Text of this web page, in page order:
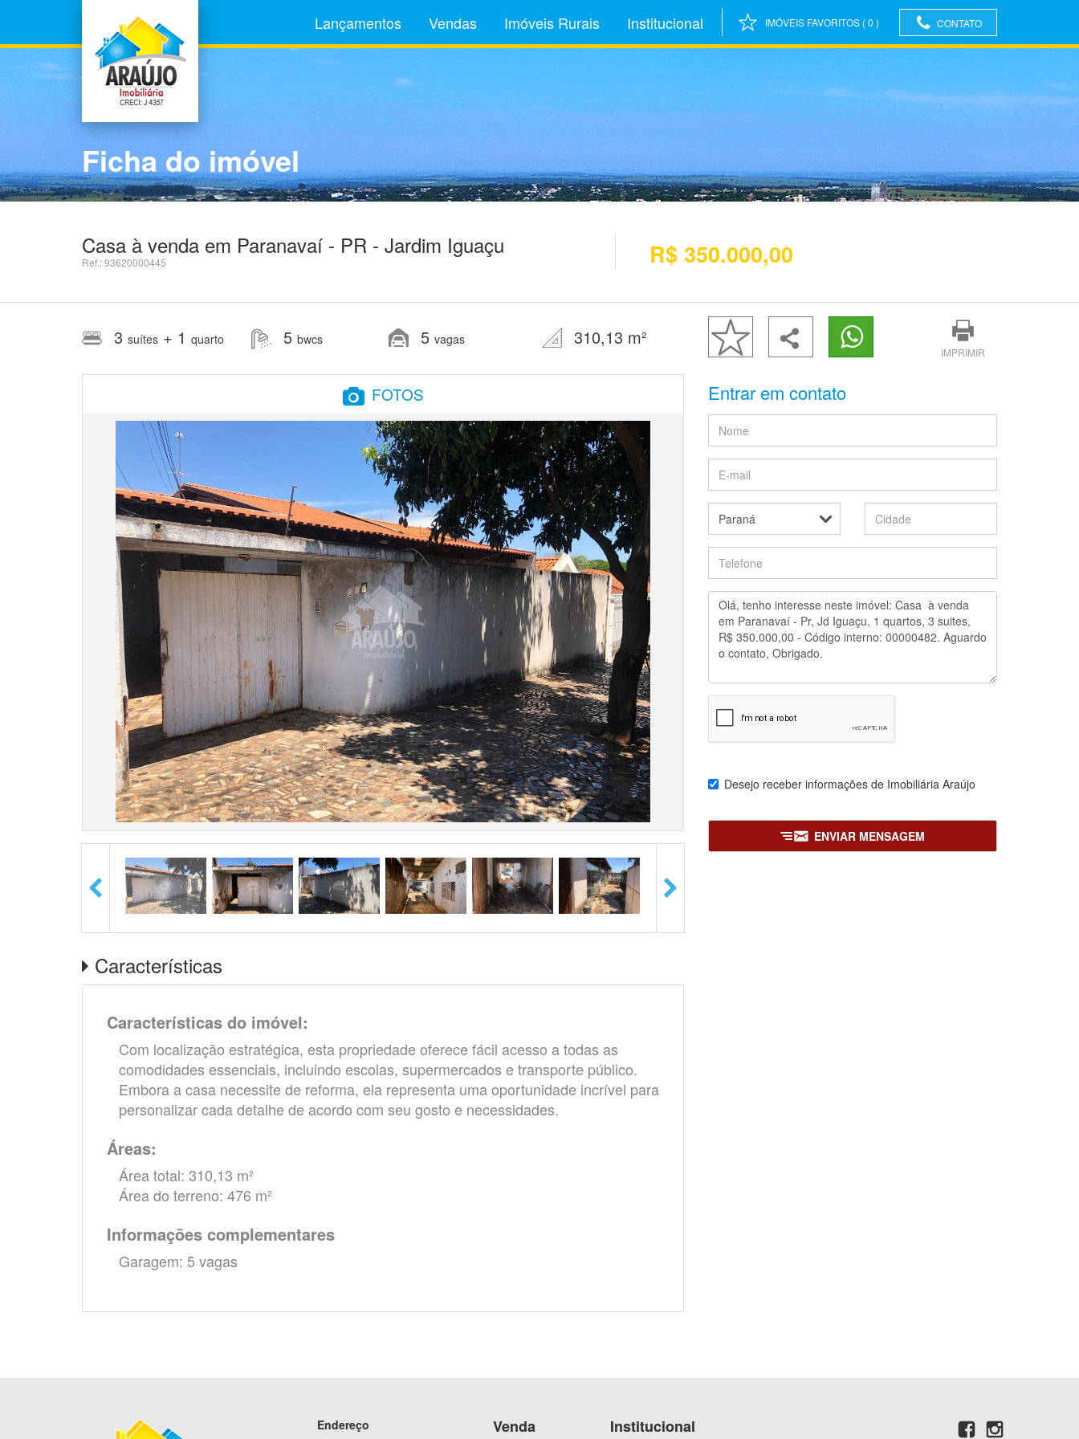
Lançamentos Vendas Imóveis Rurais Institucional IMÓVEIS FAVORITOS (0 ) CONTATO
Ficha do imóvel
Casa à venda em Paranavaí - PR - Jardim Iguaçu
Ref.: 93620000445 R$ 350.000,00
3 suítes + 1 quarto 5 bwcs 5 vagas 310,13 m²
FOTOS
IMPRIMIR
Entrar em contato
Desejo receber informações de Imobiliária Araújo
ENVIAR MENSAGEM
Características
Características do imóvel:
Com localização estratégica, esta propriedade oferece fácil acesso a todas as
comodidades essenciais, incluindo escolas, supermercados e transporte público.
Embora a casa necessite de reforma, ela representa uma oportunidade incrível para
personalizar cada detalhe de acordo com seu gosto e necessidades.
Áreas:
Área total: 310,13 m²
Área do terreno: 476 m²
Informações complementares
Garagem: 5 vagas
Endereço Venda Institucional